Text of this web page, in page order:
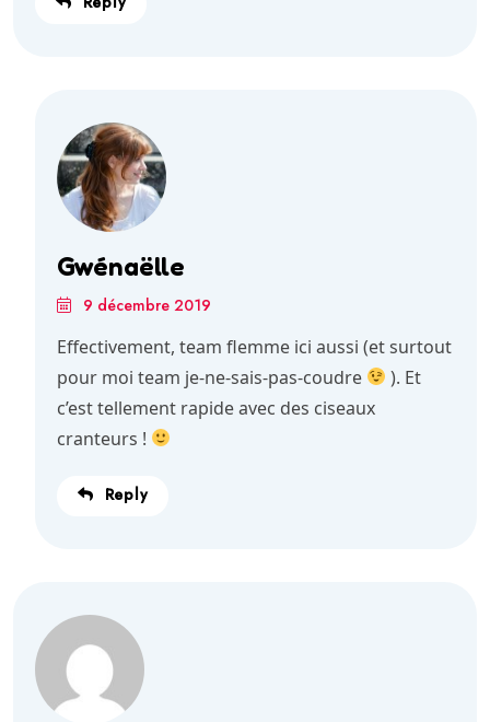
Gwénaëlle
9 décembre 2019
Effectivement, team flemme ici aussi (et surtout
pour moi team je-ne-sais-pas-coudre
). Et
c’est tellement rapide avec des ciseaux
cranteurs !
Reply